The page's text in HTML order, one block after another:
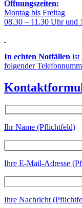
Öffnungszeiten:
Montag bis Freitag
08.30 – 11.30 Uhr und
In echten Notfällen ist
folgender
Ihr Name (Pflichtfeld)
Ihre E-Mail-Adresse
Ihre Nachricht